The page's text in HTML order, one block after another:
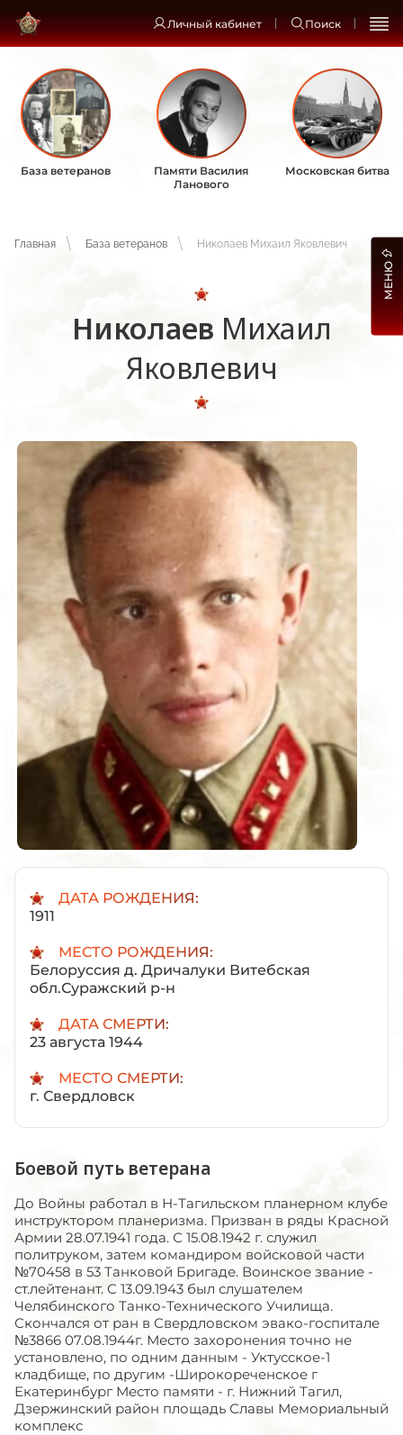
Личный кабинет Поиск
База ветеранов
Памяти Василия
Ланового
Московская битва
Главная База ветеранов Николаев Михаил Яковлевич
Николаев Михаил
Яковлевич
ДАТА РОЖДЕНИЯ:
1911
МЕСТО РОЖДЕНИЯ:
Белоруссия д. Дричалуки Витебская
обл.Суражский р-н
ДАТА СМЕРТИ:
23 августа 1944
МЕСТО СМЕРТИ:
г. Свердловск
Боевой путь ветерана
До Войны работал в Н-Тагильском планерном клубе
инструктором планеризма. Призван в ряды Красной
Армии 28.07.1941 года. С 15.08.1942 г. служил
политруком, затем командиром войсковой части
№70458 в 53 Танковой Бригаде. Воинское звание -
ст.лейтенант. С 13.09.1943 был слушателем
Челябинского Танко-Технического Училища.
Скончался от ран в Свердловском эвако-госпитале
№3866 07.08.1944г. Место захоронения точно не
установлено, по одним данным - Уктусское-1
кладбище, по другим -Широкореченское г
Екатеринбург Место памяти - г. Нижний Тагил,
Дзержинский район площадь Славы Мемориальный
комплекс
МЕНЮ